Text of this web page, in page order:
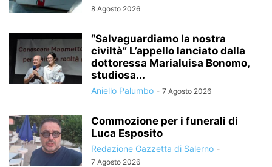
8 Agosto 2026
“Salvaguardiamo la nostra
civiltà” L’appello lanciato dalla
dottoressa Marialuisa Bonomo,
studiosa...
Aniello Palumbo - 7 Agosto 2026
Commozione per i funerali di
Luca Esposito
Redazione Gazzetta di Salerno -
7 Agosto 2026